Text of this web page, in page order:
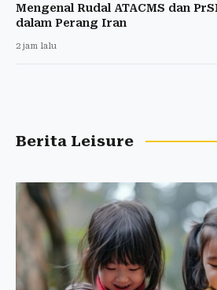
Mengenal Rudal ATACMS dan
dalam Perang Iran
2 jam lalu
Berita Leisure